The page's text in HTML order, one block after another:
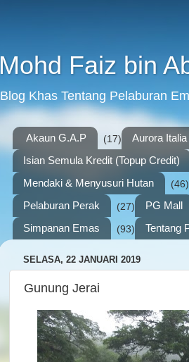
Mohd Faiz bin
Blog Khas Tentang Pelaburan
Akaun G.A.P (17)
Aurora Italia
Isian Semula Kredit (Topup Credit)
Mendaki & Menyusuri Hutan
(46)
Pelaburan Perak (27)
PG Mall
Simpanan Emas
(93) Tentang
SELASA, 22 JANUARI 2019
Gunung Jerai